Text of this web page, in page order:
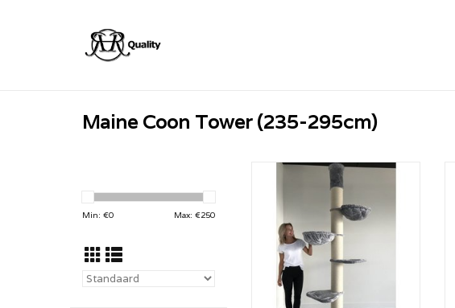
Maine Coon Tower (235-295cm)
Min: €0 Max: €250
De krabpaal Maine Coon Tower
van RHRQuality is een
plafondhoge krabpaal (Van 245
tot 265cm lager/hoger op
aanvraag) met 20cm dikke
sisalpalen en grote hangmatten
van 45cm ligplek, die eenvoudig
20KG kunnen dragen. Ideaal
voor zware katten.